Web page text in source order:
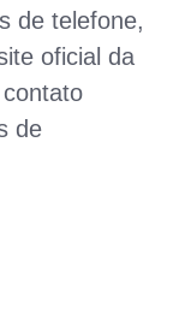
de telefone,
oficial da
de